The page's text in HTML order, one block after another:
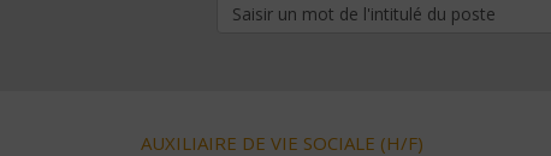
AUXILIAIRE DE VIE SOCIALE (H/F)